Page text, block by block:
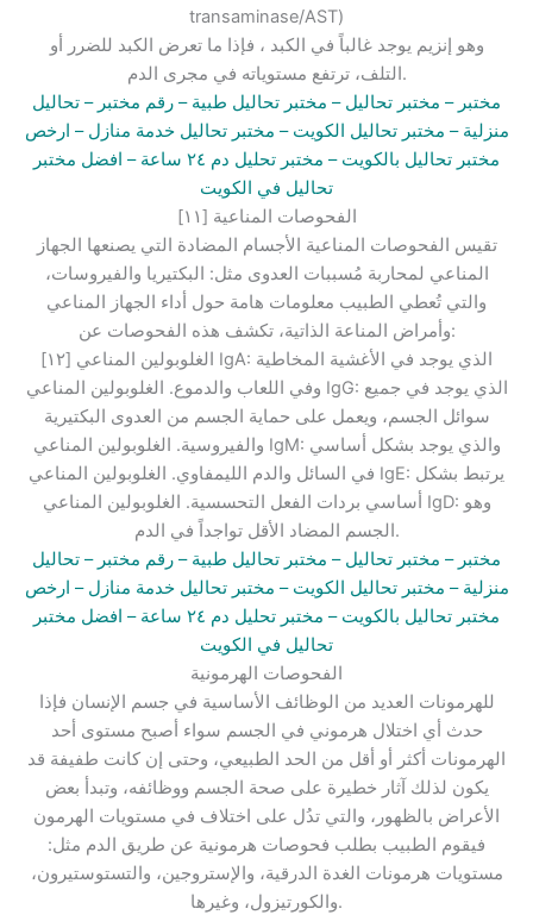
transaminase/AST)
وهو إنزيم يوجد غالباً في الكبد ، فإذا ما تعرض الكبد للضرر أو
التلف، ترتفع مستوياته في مجرى الدم.
مختبر – مختبر تحاليل – مختبر تحاليل طبية – رقم مختبر – تحاليل
منزلية – مختبر تحاليل الكويت– مختبر تحاليل خدمة منازل – ارخص
مختبر تحاليل بالكويت – مختبر تحليل دم ٢٤ ساعة
– افضل مختبر
تحاليل في الكويت
[١١] الفحوصات المناعية
تقيس الفحوصات المناعية الأجسام المضادة التي يصنعها الجهاز
المناعي لمحاربة مُسببات العدوى مثل: البكتيريا والفيروسات،
والتي تُعطي الطبيب معلومات هامة حول أداء الجهاز المناعي
وأمراض المناعة الذاتية، تكشف هذه الفحوصات عن:
[١٢] الغلوبولين المناعي IgA: الذي يوجد في الأغشية المخاطية
وفي اللعاب والدموع. الغلوبولين المناعي IgG: الذي يوجد في جميع
سوائل الجسم، ويعمل على حماية الجسم من العدوى البكتيرية
والفيروسية. الغلوبولين المناعي IgM: والذي يوجد بشكل أساسي
في السائل والدم الليمفاوي. الغلوبولين المناعي IgE: يرتبط بشكل
أساسي بردات الفعل التحسسية. الغلوبولين المناعي IgD: وهو
الجسم المضاد الأقل تواجداً في الدم.
مختبر – مختبر تحاليل – مختبر تحاليل طبية – رقم مختبر – تحاليل
منزلية – مختبر تحاليل الكويت– مختبر تحاليل خدمة منازل – ارخص
مختبر تحاليل بالكويت – مختبر تحليل دم ٢٤ ساعة
– افضل مختبر
تحاليل في الكويت
الفحوصات الهرمونية
للهرمونات العديد من الوظائف الأساسية في جسم الإنسان فإذا
حدث أي اختلال هرموني في الجسم سواء أصبح مستوى أحد
الهرمونات أكثر أو أقل من الحد الطبيعي، وحتى إن كانت طفيفة قد
يكون لذلك آثار خطيرة على صحة الجسم ووظائفه، وتبدأ بعض
الأعراض بالظهور، والتي تدُل على اختلاف في مستويات الهرمون
فيقوم الطبيب بطلب فحوصات هرمونية عن طريق الدم مثل:
مستويات هرمونات الغدة الدرقية، والإستروجين، والتستوستيرون،
والكورتيزول، وغيرها.